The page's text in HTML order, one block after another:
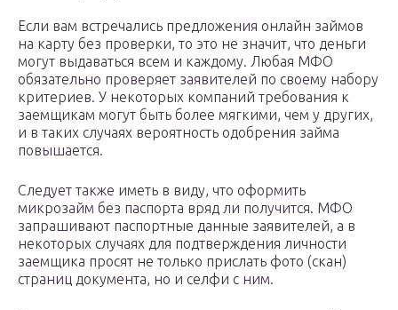
Если вам встречались предложения онлайн займов
на карту без проверки, то это не значит, что деньги
могут выдаваться всем и каждому. Любая МФО
обязательно проверяет заявителей по своему набору
критериев. У некоторых компаний требования к
заемщикам могут быть более мягкими, чем у других,
и в таких случаях вероятность одобрения займа
повышается.
Следует также иметь в виду, что оформить
микрозайм без паспорта вряд ли получится. МФО
запрашивают паспортные данные заявителей, а в
некоторых случаях для подтверждения личности
заемщика просят не только прислать фото (скан)
страниц документа, но и селфи с ним.